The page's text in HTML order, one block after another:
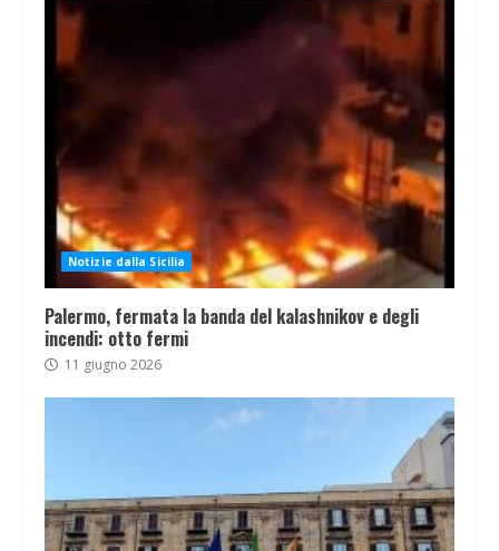
Notizie dalla Sicilia
Palermo, fermata la banda del kalashnikov e degli
incendi: otto fermi
11 giugno 2026